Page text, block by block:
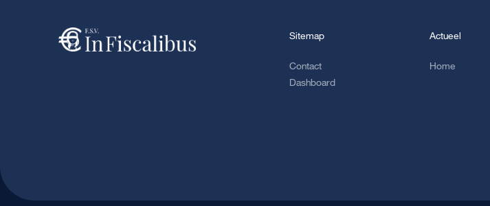
Sitemap
Contact
Dashboard
Actueel
Home